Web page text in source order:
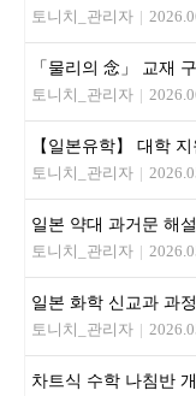
토니치_관리자 |
「물리의 念」 교재
토니치_관리자 |
【일본유학】 대학
토니치_관리자 |
일본 약대 과거문 해
토니치_관리자 |
일본 화학 신교과 과
토니치_관리자 |
차트식 수학 나침반